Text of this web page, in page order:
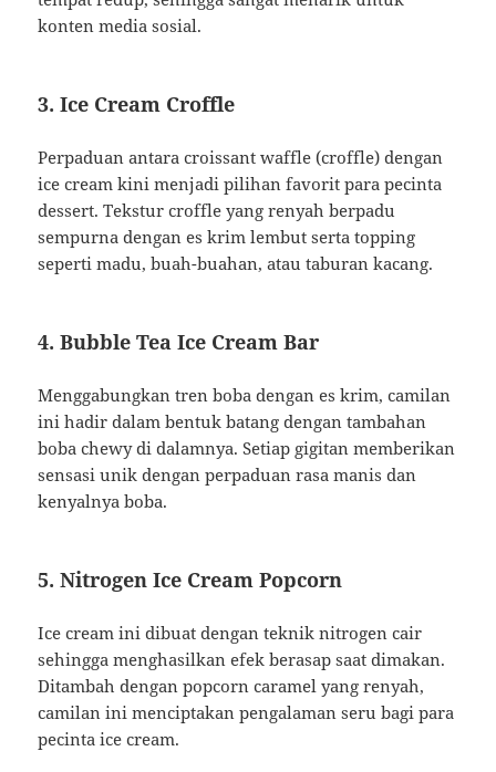
konten media sosial.
3.Ice Cream Croffle
Perpaduan antara croissant waffle (croffle) dengan
ice cream kini menjadi pilihan favorit para pecinta
dessert. Tekstur croffle yang renyah berpadu
sempurna dengan es krim lembut serta topping
seperti madu, buah-buahan, atau taburan kacang.
4.Bubble Tea Ice Cream Bar
Menggabungkan tren boba dengan es krim, camilan
ini hadir dalam bentuk batang dengan tambahan
boba chewy di dalamnya. Setiap gigitan memberikan
sensasi unik dengan perpaduan rasa manis dan
kenyalnya boba.
5.Nitrogen Ice Cream Popcorn
Ice cream ini dibuat dengan teknik nitrogen cair
sehingga menghasilkan efek berasap saat dimakan.
Ditambah dengan popcorn caramel yang renyah,
camilan ini menciptakan pengalaman seru bagi para
pecinta ice cream.